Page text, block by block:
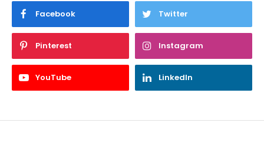
Facebook Twitter
Pinterest Instagram
YouTube LinkedIn